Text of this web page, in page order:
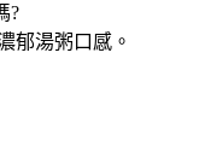
?
郁湯粥口感。